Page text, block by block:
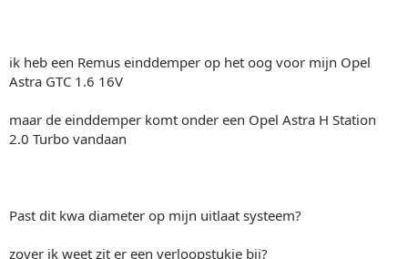
ik heb een Remus einddemper op het oog voor mijn Opel
Astra GTC 1.6 16V
maar de einddemper komt onder een Opel Astra H Station
2.0 Turbo vandaan
Past dit kwa diameter op mijn uitlaat systeem?
zover ik weet zit er een verloopstukje bij?